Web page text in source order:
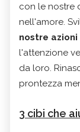
con le nostre
nell'amore.
nostre azioni
l'attenzione
da loro.
prontezza
3 cibi che